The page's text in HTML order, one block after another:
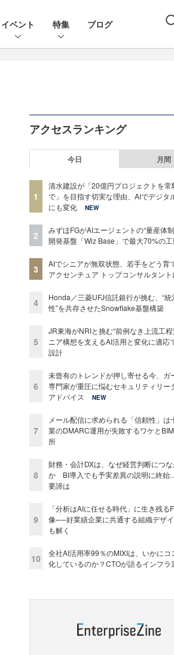
イベント 特集 ブログ
アクセスランキング
今日 月間
1
清水建設が「20億円プロジェクトを常
で」を目指す切実な理由、AIでデジタ
にも変化
NEW
2
みずほFGがAIエージェントの“量産体
開発基盤「Wiz Base」で最大70%の
3
AIでシニアが無双状態、若手をどう育
アクセンチュア トップコンサルタント
4
Honda／三菱UFJ信託銀行が挑む、“統
性”を共存させたSnowflake基盤構築
5
JR東海がNRIと挑む“前例なき上流工
ニア構想を支えるAI活用と変化に適応
設計
6
未曾有のトレンドが押し寄せる今、ガ
専門家が重圧に悩むセキュリティリー
アドバイス
NEW
7
メール配信に求められる「信頼性」は
業のDMARC運用が失敗するワケと
所
8
財務・会計DXは、なぜ経営判断につ
か BI導入でも予実差異の説明に終
要諦は
9
「分析はAIに任せる時代」に生き残る
像──好業績企業に共通する組織デザ
も解く
10
全社AI活用率99％のMIXIは、いかにコ
化しているのか？CTOが語るインフラ